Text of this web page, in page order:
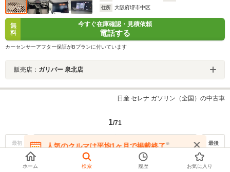
住所
大阪府堺市中区
無
料
今すぐ在庫確認・見積依頼
電話する
カーセンサーアフター保証がBプランに付いています
販売店： ガリバー 泉北店
日産 セレナ ガソリン（全国）の中古車
1/71
最初 前の30件 次の30件 最後
※人気のクルマは平均1ヶ月で掲載終了
人気のクルマは平均1ヶ月で掲載終了※
在庫が無くなる前にお問い合わせください
ホーム 検索 履歴 お気に入り